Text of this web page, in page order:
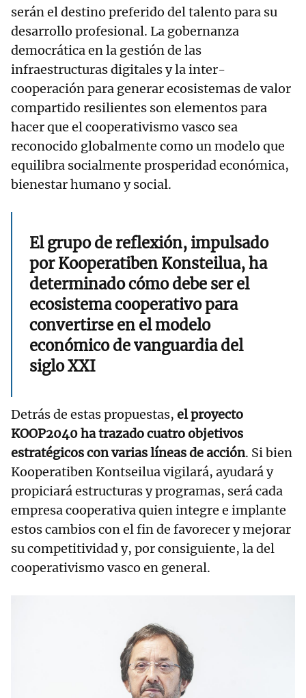
serán el destino preferido del talento para su
desarrollo profesional. La gobernanza
democrática en la gestión de las
infraestructuras digitales y la inter-
cooperación para generar ecosistemas de valor
compartido resilientes son elementos para
hacer que el cooperativismo vasco sea
reconocido globalmente como un modelo que
equilibra socialmente prosperidad económica,
bienestar humano y social.
El grupo de reflexión, impulsado
por Kooperatiben Konsteilua, ha
determinado cómo debe ser el
ecosistema cooperativo para
convertirse en el modelo
económico de vanguardia del
siglo XXI
Detrás de estas propuestas, el proyecto
KOOP2040 ha trazado cuatro objetivos
estratégicos con varias líneas de acción. Si bien
Kooperatiben Kontseilua vigilará, ayudará y
propiciará estructuras y programas, será cada
empresa cooperativa quien integre e implante
estos cambios con el fin de favorecer y mejorar
su competitividad y, por consiguiente, la del
cooperativismo vasco en general.